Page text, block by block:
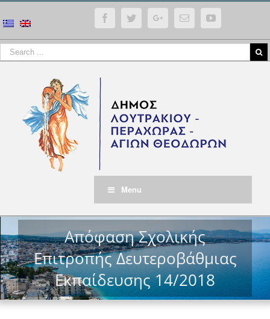
FacebookTwitterGoogle+Email YouTube
Menu
Απόφαση Σχολικής
Επιτροπής Δευτεροβάθμιας
Εκπαίδευσης 14/2018